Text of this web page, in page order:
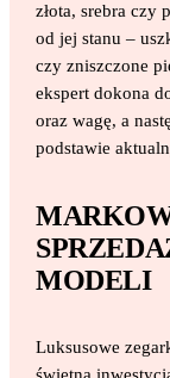
złota, srebra czy
od jej stanu –
czy zniszczone
ekspert dokona
oraz wagę, a
podstawie
MODELI
Luksusowe